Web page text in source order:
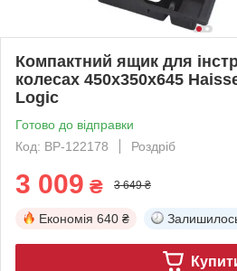
Компактний ящик для
колесах 450x350x645
Logic
Готово до відправки
Код: BP-122178
Роздріб
3 009 ₴ 3 649 ₴
Економія 640 ₴